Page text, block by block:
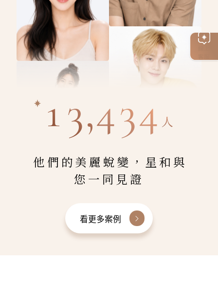
13,434 人
他們的美麗蛻變，星和與
您一同見證
看更多案例